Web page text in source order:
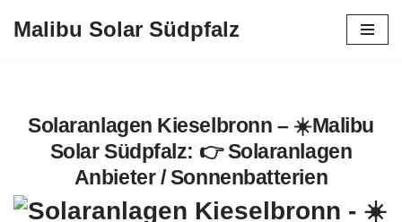
Malibu Solar Südpfalz
Solaranlagen Kieselbronn – ☀️Malibu
Solar Südpfalz: 👉 Solaranlagen
Anbieter / Sonnenbatterien